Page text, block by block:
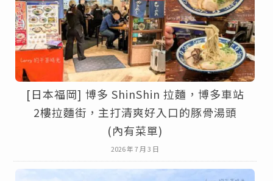
[日本福岡] 博多 ShinShin 拉麵，博多車站
2樓拉麵街，主打清爽好入口的豚骨湯頭
(內有菜單)
2026 年 7 月 3 日